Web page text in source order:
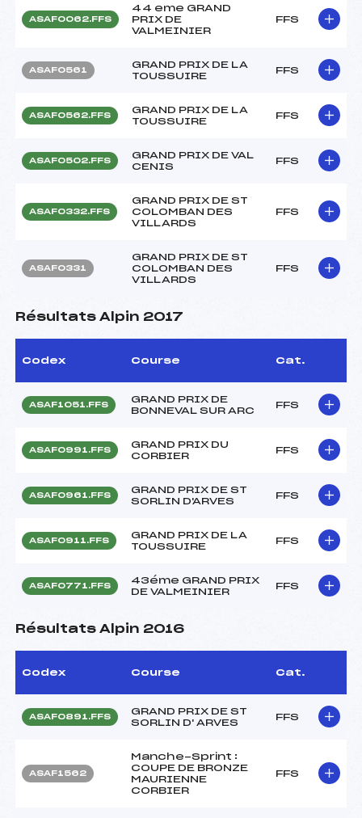
ASAF0062.FFS
44 eme GRAND
PRIX DE
VALMEINIER
FFS
ASAF0561
GRAND PRIX DE LA
TOUSSUIRE
FFS
ASAF0562.FFS
GRAND PRIX DE LA
TOUSSUIRE
FFS
ASAF0502.FFS
GRAND PRIX DE VAL
CENIS
FFS
ASAF0332.FFS
GRAND PRIX DE ST
COLOMBAN DES
VILLARDS
FFS
ASAF0331
GRAND PRIX DE ST
COLOMBAN DES
VILLARDS
FFS
Résultats Alpin 2017
Codex Course Cat.
ASAF1051.FFS
GRAND PRIX DE
BONNEVAL SUR ARC
FFS
ASAF0991.FFS
GRAND PRIX DU
CORBIER
FFS
ASAF0961.FFS
GRAND PRIX DE ST
SORLIN D'ARVES
FFS
ASAF0911.FFS
GRAND PRIX DE LA
TOUSSUIRE
FFS
ASAF0771.FFS
43éme GRAND PRIX
DE VALMEINIER
FFS
Résultats Alpin 2016
Codex Course Cat.
ASAF0891.FFS
GRAND PRIX DE ST
SORLIN D' ARVES
FFS
ASAF1562
Manche-Sprint :
COUPE DE BRONZE
MAURIENNE
CORBIER
FFS